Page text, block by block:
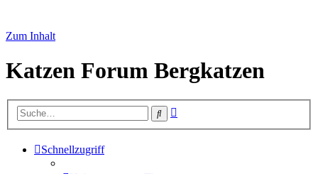
Zum Inhalt
Katzen Forum Bergkatzen
Suche
Schnellzugriff